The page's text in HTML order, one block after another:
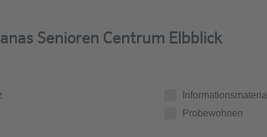
Senioren Centrum Elbblick
Informationsmaterial
Probewohnen